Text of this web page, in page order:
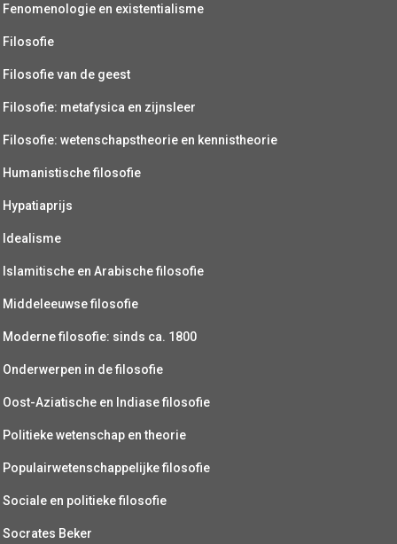
Fenomenologie en existentialisme
Filosofie
Filosofie van de geest
Filosofie: metafysica en zijnsleer
Filosofie: wetenschapstheorie en kennistheorie
Humanistische filosofie
Hypatiaprijs
Idealisme
Islamitische en Arabische filosofie
Middeleeuwse filosofie
Moderne filosofie: sinds ca. 1800
Onderwerpen in de filosofie
Oost-Aziatische en Indiase filosofie
Politieke wetenschap en theorie
Populairwetenschappelijke filosofie
Sociale en politieke filosofie
Socrates Beker